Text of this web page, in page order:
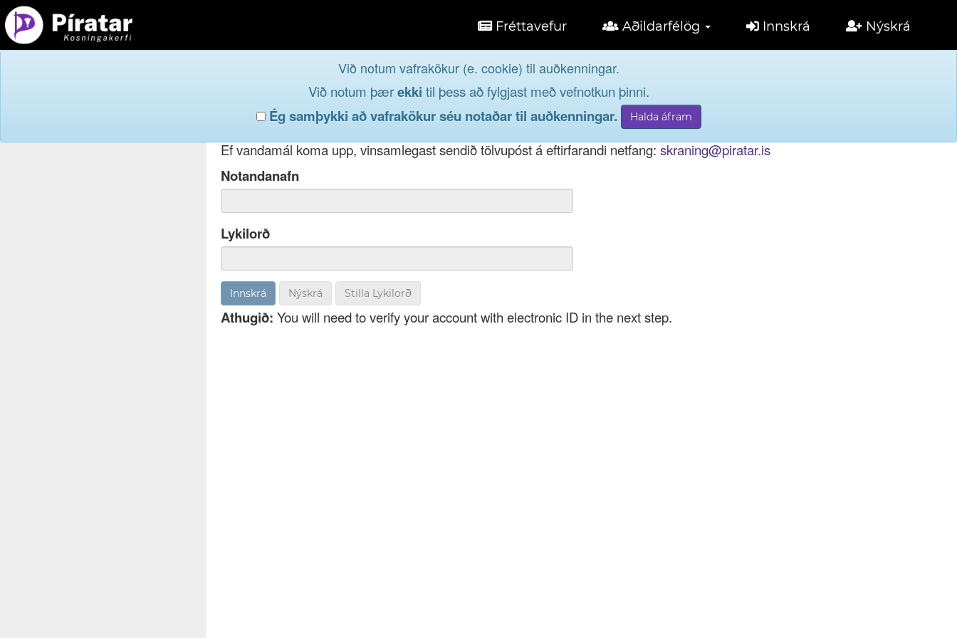
Fréttavefur Aðildarfélög Innskrá Nýskrá
Við notum vafrakökur (e. cookie) til auðkenningar.
Við notum þærekki til þess að fylgjast með vefnotkun þinni.
Ég samþykki að vafrakökur séu notaðar til auðkenningar.
Innskráog taktu þátt í lýðræðinu...
Ef þú hefur gleymt notendanafni þínu, þá má einnig nota netfang eða kennitölu til innskráningar.
Ef vandamál koma upp, vinsamlegast sendið tölvupóst á eftirfarandi netfang: skraning@piratar.is
Notandanafn
Lykilorð
Nýskrá Stilla Lykilorð
Athugið: You will need to verify your account with electronic ID in the next step.